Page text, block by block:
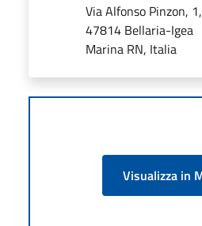
Via Alfonso Pinzon, 1,
47814 Bellaria-Igea
Marina RN, Italia
Visualizza in